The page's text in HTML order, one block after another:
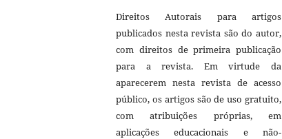
Direitos Autorais para artigos
publicados nesta revista são do autor,
com direitos de primeira publicação
para a revista. Em virtude da
aparecerem nesta revista de acesso
público, os artigos são de uso gratuito,
com atribuições próprias, em
aplicações educacionais e não-